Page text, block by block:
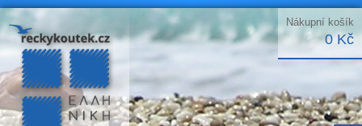
Nákupní košík
0 Kč